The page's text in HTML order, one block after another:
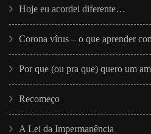
Hoje eu acordei diferente…
Corona vírus – o que aprender
Por que (ou pra que) quero um
Recomeço
A Lei da Impermanência